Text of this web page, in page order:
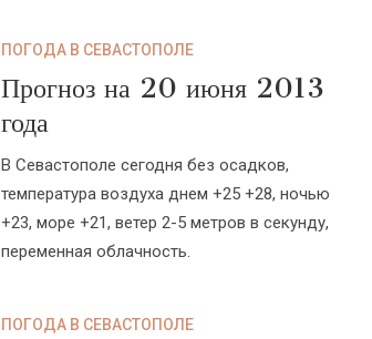
ПОГОДА В СЕВАСТОПОЛЕ
Прогноз на 20 июня 2013
года
В Севастополе сегодня без осадков,
температура воздуха днем +25 +28, ночью
+23, море +21, ветер 2-5 метров в секунду,
переменная облачность.
ПОГОДА В СЕВАСТОПОЛЕ